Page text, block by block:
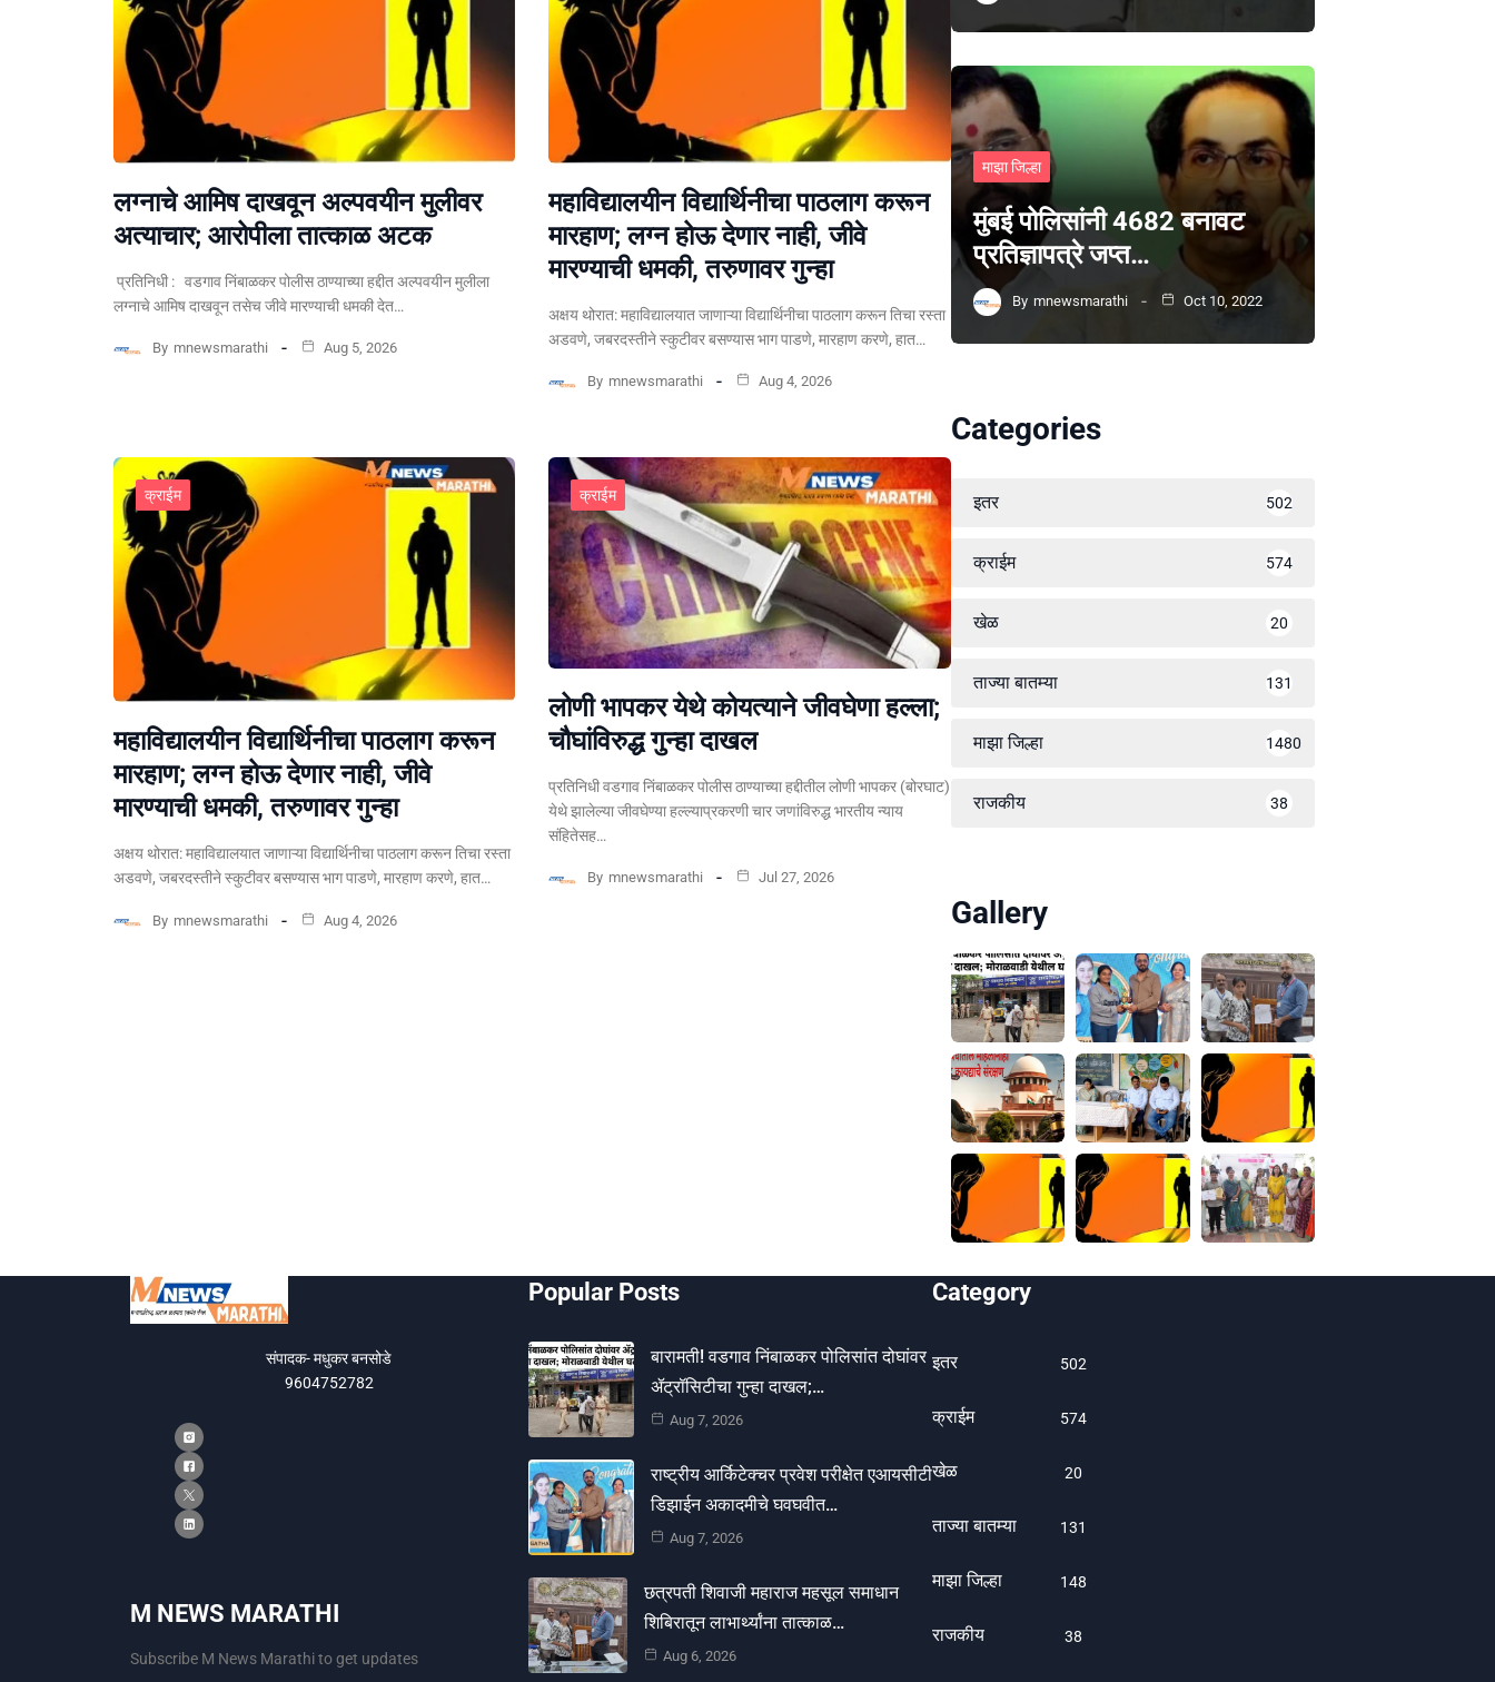
लग्नाचे आमिष दाखवून अल्पवयीन मुलीवर
अत्याचार; आरोपीला तात्काळ अटक
प्रतिनिधी : वडगाव निंबाळकर पोलीस ठाण्याच्या हद्दीत अल्पवयीन मुलीला
लग्नाचे आमिष दाखवून तसेच जीवे मारण्याची धमकी देत…
By mnewsmarathi Aug 5, 2026
महाविद्यालयीन विद्यार्थिनीचा पाठलाग करून
मारहाण; लग्न होऊ देणार नाही, जीवे
मारण्याची धमकी, तरुणावर गुन्हा
अक्षय थोरात: महाविद्यालयात जाणाऱ्या विद्यार्थिनीचा पाठलाग करून तिचा रस्ता
अडवणे, जबरदस्तीने स्कुटीवर बसण्यास भाग पाडणे, मारहाण करणे, हात…
By mnewsmarathi Aug 4, 2026
क्राईम
महाविद्यालयीन विद्यार्थिनीचा पाठलाग करून
मारहाण; लग्न होऊ देणार नाही, जीवे
मारण्याची धमकी, तरुणावर गुन्हा
अक्षय थोरात: महाविद्यालयात जाणाऱ्या विद्यार्थिनीचा पाठलाग करून तिचा रस्ता
अडवणे, जबरदस्तीने स्कुटीवर बसण्यास भाग पाडणे, मारहाण करणे, हात…
By mnewsmarathi Aug 4, 2026
क्राईम
लोणी भापकर येथे कोयत्याने जीवघेणा हल्ला;
चौघांविरुद्ध गुन्हा दाखल
प्रतिनिधी वडगाव निंबाळकर पोलीस ठाण्याच्या हद्दीतील लोणी भापकर (बोरघाट)
येथे झालेल्या जीवघेण्या हल्ल्याप्रकरणी चार जणांविरुद्ध भारतीय न्याय
संहितेसह…
By mnewsmarathi Jul 27, 2026
माझा जिल्हा
मुंबई पोलिसांनी 4682 बनावट
प्रतिज्ञापत्रे जप्त…
By mnewsmarathi Oct 10, 2022
Categories
इतर 502
क्राईम 574
खेळ 20
ताज्या बातम्या 131
माझा जिल्हा 1480
राजकीय 38
Gallery
संपादक- मधुकर बनसोडे
9604752782
M NEWS MARATHI
Subscribe M News Marathi to get updates
Popular Posts
बारामती! वडगाव निंबाळकर पोलिसांत दोघांवर
ॲट्रॉसिटीचा गुन्हा दाखल;…
Aug 7, 2026
राष्ट्रीय आर्किटेक्चर प्रवेश परीक्षेत एआयसीटी
डिझाईन अकादमीचे घवघवीत…
Aug 7, 2026
छत्रपती शिवाजी महाराज महसूल समाधान
शिबिरातून लाभार्थ्यांना तात्काळ…
Aug 6, 2026
Category
इतर 502
क्राईम 574
खेळ 20
ताज्या बातम्या 131
माझा जिल्हा 1480
राजकीय 38